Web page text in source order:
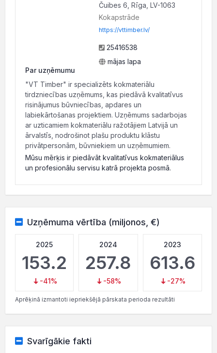
Čuibes 6, Rīga, LV-1063
Kokapstrāde
https://vttimber.lv/
25416538
mājas lapa
Par uzņēmumu
"VT Timber" ir specializēts kokmateriālu
tirdzniecības uzņēmums, kas piedāvā kvalitatīvus
risinājumus būvniecības, apdares un
labiekārtošanas projektiem. Uzņēmums sadarbojas
ar uzticamiem kokmateriālu ražotājiem Latvijā un
ārvalstīs, nodrošinot plašu produktu klāstu
privātpersonām, būvniekiem un uzņēmumiem.
Mūsu mērķis ir piedāvāt kvalitatīvus kokmateriālus
un profesionālu servisu katrā projekta posmā.
Uzņēmuma vērtība (miljonos, €)
2025
153.2
-41%
2024
257.8
-58%
2023
613.6
-27%
Aprēķinā izmantoti iepriekšējā pārskata perioda rezultāti
Svarīgākie fakti